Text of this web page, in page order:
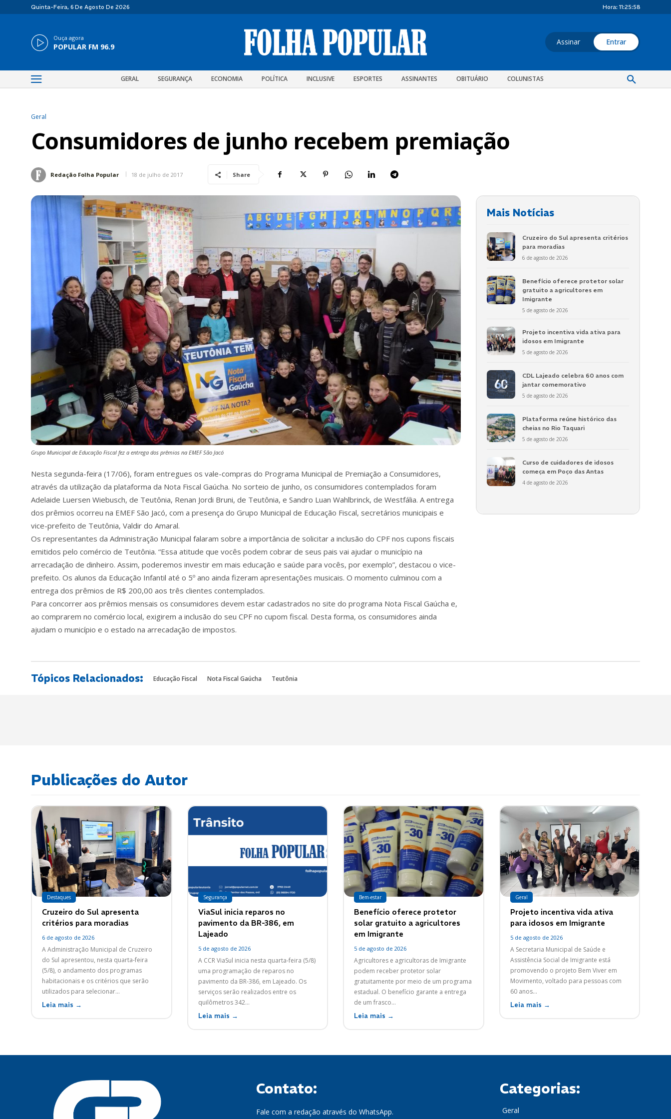
Quinta-Feira, 6 De Agosto De 2026 Hora: 11:25:59
Ouça agora
POPULAR FM 96.9 Assinar Entrar
GERAL SEGURANÇA ECONOMIA POLÍTICA INCLUSIVE ESPORTES ASSINANTES OBITUÁRIO COLUNISTAS
Geral
Consumidores de junho recebem premiação
Redação Folha Popular 18 de julho de 2017 Share
Grupo Municipal de Educação Fiscal fez a entrega dos prêmios na EMEF São Jacó
Nesta segunda-feira (17/06), foram entregues os vale-compras do Programa Municipal de Premiação a Consumidores,
através da utilização da plataforma da Nota Fiscal Gaúcha. No sorteio de junho, os consumidores contemplados foram
Adelaide Luersen Wiebusch, de Teutônia, Renan Jordi Bruni, de Teutônia, e Sandro Luan Wahlbrinck, de Westfália. A entrega
dos prêmios ocorreu na EMEF São Jacó, com a presença do Grupo Municipal de Educação Fiscal, secretários municipais e
vice-prefeito de Teutônia, Valdir do Amaral.
Os representantes da Administração Municipal falaram sobre a importância de solicitar a inclusão do CPF nos cupons fiscais
emitidos pelo comércio de Teutônia. “Essa atitude que vocês podem cobrar de seus pais vai ajudar o município na
arrecadação de dinheiro. Assim, poderemos investir em mais educação e saúde para vocês, por exemplo”, destacou o vice-
prefeito. Os alunos da Educação Infantil até o 5º ano ainda fizeram apresentações musicais. O momento culminou com a
entrega dos prêmios de R$ 200,00 aos três clientes contemplados.
Para concorrer aos prêmios mensais os consumidores devem estar cadastrados no site do programa Nota Fiscal Gaúcha e,
ao comprarem no comércio local, exigirem a inclusão do seu CPF no cupom fiscal. Desta forma, os consumidores ainda
ajudam o município e o estado na arrecadação de impostos.
Mais Notícias
Cruzeiro do Sul apresenta critérios
para moradias
6 de agosto de 2026
Benefício oferece protetor solar
gratuito a agricultores em
Imigrante
5 de agosto de 2026
Projeto incentiva vida ativa para
idosos em Imigrante
5 de agosto de 2026
CDL Lajeado celebra 60 anos com
jantar comemorativo
5 de agosto de 2026
Plataforma reúne histórico das
cheias no Rio Taquari
5 de agosto de 2026
Curso de cuidadores de idosos
começa em Poço das Antas
4 de agosto de 2026
Tópicos Relacionados: Educação Fiscal Nota Fiscal Gaúcha Teutônia
Publicações do Autor
Destaques
Cruzeiro do Sul apresenta
critérios para moradias
6 de agosto de 2026
A Administração Municipal de Cruzeiro
do Sul apresentou, nesta quarta-feira
(5/8), o andamento dos programas
habitacionais e os critérios que serão
utilizados para selecionar...
Leia mais →
Segurança
ViaSul inicia reparos no
pavimento da BR-386, em
Lajeado
5 de agosto de 2026
A CCR ViaSul inicia nesta quarta-feira (5/8)
uma programação de reparos no
pavimento da BR-386, em Lajeado. Os
serviços serão realizados entre os
quilômetros 342...
Leia mais →
Bem-estar
Benefício oferece protetor
solar gratuito a agricultores
em Imigrante
5 de agosto de 2026
Agricultores e agricultoras de Imigrante
podem receber protetor solar
gratuitamente por meio de um programa
estadual. O benefício garante a entrega
de um frasco...
Leia mais →
Geral
Projeto incentiva vida ativa
para idosos em Imigrante
5 de agosto de 2026
A Secretaria Municipal de Saúde e
Assistência Social de Imigrante está
promovendo o projeto Bem Viver em
Movimento, voltado para pessoas com
60 anos...
Leia mais →
Contato:
Fale com a redação através do WhatsApp.
Categorias:
Geral